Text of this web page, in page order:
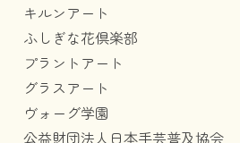
キルンアート
ふしぎな花倶楽部
プラントアート
グラスアート
ヴォーグ学園
公益財団法人日本手芸普及協会